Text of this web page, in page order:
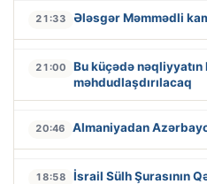
21:33 Ələsgər Məmmədli
21:00
Bu küçədə nəqliyyatın
məhdudlaşdırılacaq
20:46 Almaniyadan
18:58 İsrail Sülh Şurasının